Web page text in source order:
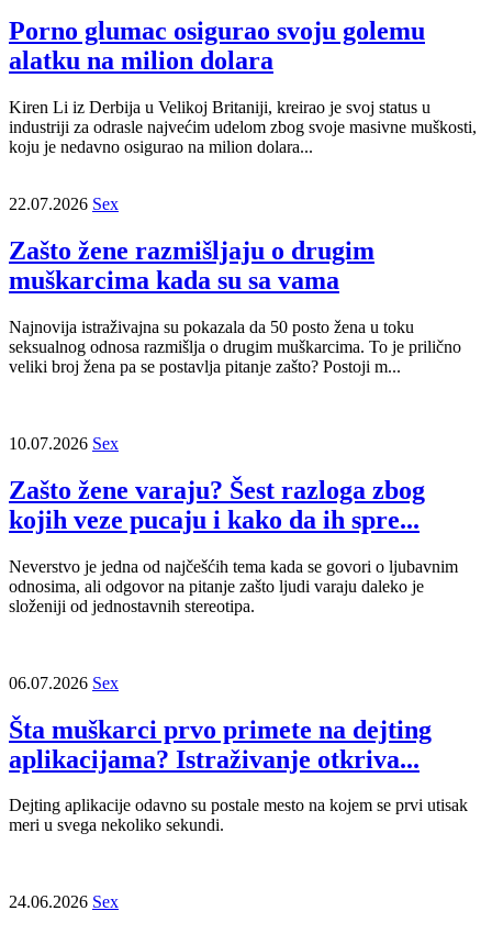
Porno glumac osigurao svoju golemu
alatku na milion dolara
Kiren Li iz Derbija u Velikoj Britaniji, kreirao je svoj status u
industriji za odrasle najvećim udelom zbog svoje masivne muškosti,
koju je nedavno osigurao na milion dolara...
22.07.2026 Sex
Zašto žene razmišljaju o drugim
muškarcima kada su sa vama
Najnovija istraživajna su pokazala da 50 posto žena u toku
seksualnog odnosa razmišlja o drugim muškarcima. To je prilično
veliki broj žena pa se postavlja pitanje zašto? Postoji m...
10.07.2026 Sex
Zašto žene varaju? Šest razloga zbog
kojih veze pucaju i kako da ih spre...
Neverstvo je jedna od najčešćih tema kada se govori o ljubavnim
odnosima, ali odgovor na pitanje zašto ljudi varaju daleko je
složeniji od jednostavnih stereotipa.
06.07.2026 Sex
Šta muškarci prvo primete na dejting
aplikacijama? Istraživanje otkriva...
Dejting aplikacije odavno su postale mesto na kojem se prvi utisak
meri u svega nekoliko sekundi.
24.06.2026 Sex